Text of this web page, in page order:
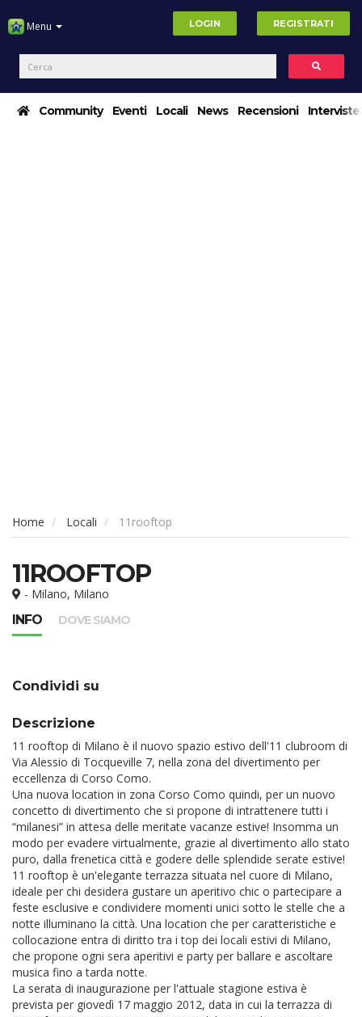
Menu LOGIN REGISTRATI
Community Eventi Locali News Recensioni Interviste
Home Locali 11rooftop
11ROOFTOP
- Milano, Milano
INFO
DOVE SIAMO
Condividi su
Descrizione
11 rooftop di Milano è il nuovo spazio estivo dell'11 clubroom di
Via Alessio di Tocqueville 7, nella zona del divertimento per
eccellenza di Corso Como.
Una nuova location in zona Corso Como quindi, per un nuovo
concetto di divertimento che si propone di intrattenere tutti i
“milanesi” in attesa delle meritate vacanze estive! Insomma un
modo per evadere virtualmente, grazie al divertimento allo stato
puro, dalla frenetica città e godere delle splendide serate estive!
11 rooftop è un'elegante terrazza situata nel cuore di Milano,
ideale per chi desidera gustare un aperitivo chic o partecipare a
feste esclusive e condividere momenti unici sotto le stelle che a
notte illuminano la città. Una location che per caratteristiche e
collocazione entra di diritto tra i top dei locali estivi di Milano,
che propone ogni sera aperitivi e party per ballare e ascoltare
musica fino a tarda notte.
La serata di inaugurazione per l'attuale stagione estiva è
prevista per giovedì 17 maggio 2012, data in cui la terrazza di